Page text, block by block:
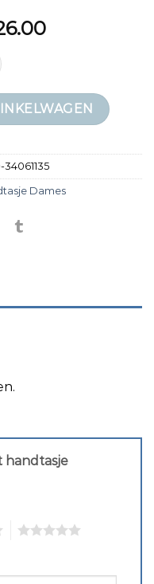
dames aantal
34061135
Dames
handtasje